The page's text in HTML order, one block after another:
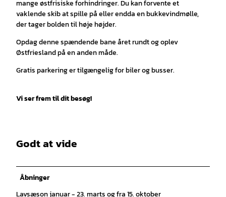
mange østfrisiske forhindringer. Du kan forvente et
vaklende skib at spille på eller endda en bukkevindmølle,
der tager bolden til høje højder.
Opdag denne spændende bane året rundt og oplev
Østfriesland på en anden måde.
Gratis parkering er tilgængelig for biler og busser.
Vi ser frem til dit besøg!
Godt at vide
Åbninger
Lavsæson januar - 23. marts og fra 15. oktober